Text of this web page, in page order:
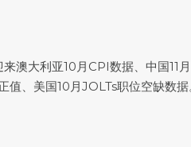
来澳大利亚10月CPI数据、中国11
、美国10月JOLTs职位空缺数据